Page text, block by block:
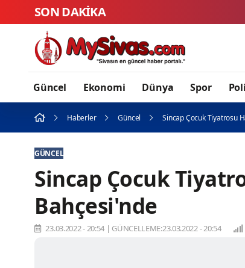
SON DAKİKA ALDER
Güncel Ekonomi Dünya Spor
Haberler Güncel Sincap Çocuk Tiyatrosu
GÜNCEL
Sincap Çocuk
Bahçesi'nde
23.03.2022 - 20:54 | GÜNCELLEME:23.03.2022 - 20:54